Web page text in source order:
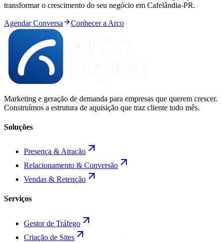
transformar o crescimento do seu negócio em Cafelândia-PR.
Agendar Conversa Conhecer a Arco
Marketing e geração de demanda para empresas que querem crescer.
Construímos a estrutura de aquisição que traz cliente todo mês.
Soluções
Presença & Atração
Relacionamento & Conversão
Vendas & Retenção
Serviços
Gestor de Tráfego
Criação de Sites